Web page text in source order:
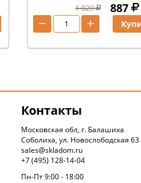
1 029 887
+
−
Контакты
Московская обл, г. Балашиха
Соболиха, ул. Новослободская 63
sales@skladom.ru
+7 (495) 128-14-04
Пн-Пт 9:00 - 18:00